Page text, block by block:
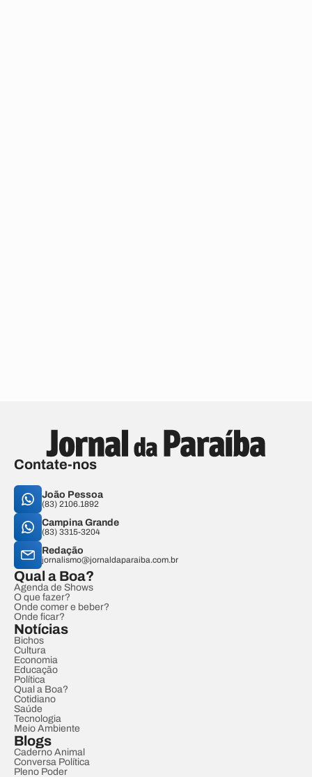
Contate-nos
João Pessoa
(83) 2106.1892
Campina Grande
(83) 3315-3204
Redação
jornalismo@jornaldaparaiba.com.br
Qual a Boa?
Agenda de Shows
O que fazer?
Onde comer e beber?
Onde ficar?
Notícias
Bichos
Cultura
Economia
Educação
Política
Qual a Boa?
Cotidiano
Saúde
Tecnologia
Meio Ambiente
Blogs
Caderno Animal
Conversa Política
Pleno Poder